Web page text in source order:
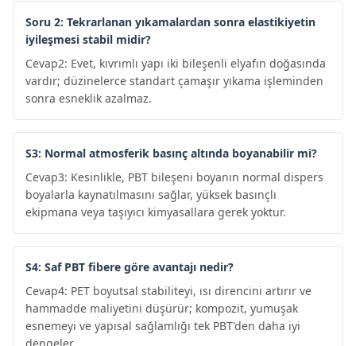
Soru 2: Tekrarlanan yıkamalardan sonra elastikiyetin
iyileşmesi stabil midir?
Cevap2: Evet, kıvrımlı yapı iki bileşenli elyafın doğasında
vardır; düzinelerce standart çamaşır yıkama işleminden
sonra esneklik azalmaz.
S3: Normal atmosferik basınç altında boyanabilir mi?
Cevap3: Kesinlikle, PBT bileşeni boyanın normal dispers
boyalarla kaynatılmasını sağlar, yüksek basınçlı
ekipmana veya taşıyıcı kimyasallara gerek yoktur.
S4: Saf PBT fibere göre avantajı nedir?
Cevap4: PET boyutsal stabiliteyi, ısı direncini artırır ve
hammadde maliyetini düşürür; kompozit, yumuşak
esnemeyi ve yapısal sağlamlığı tek PBT'den daha iyi
dengeler.